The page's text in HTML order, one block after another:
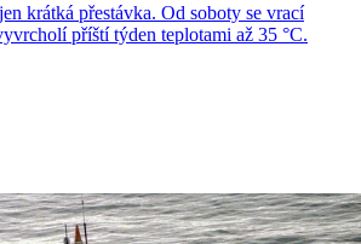
krátká přestávka. Od soboty se vrací
příští týden teplotami až 35 °C.